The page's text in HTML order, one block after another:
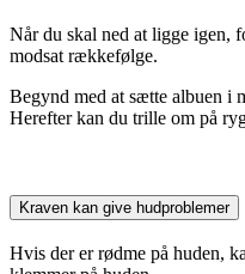
Når du skal ned at ligge igen,
modsat rækkefølge.
Begynd med at sætte albuen i
Herefter kan du trille om på
Kraven kan give hudproblemer
Hvis der er rødme på huden,